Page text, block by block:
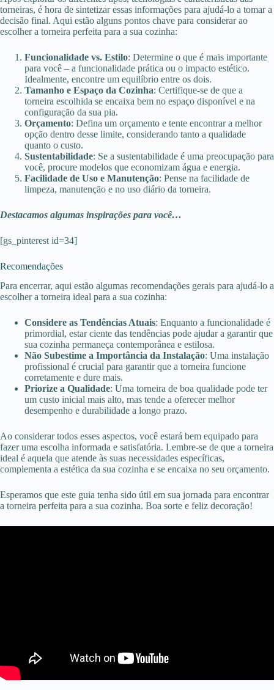
torneiras, é hora de sintetizar essas informações para ajudá-lo a tomar a
decisão final. Aqui estão alguns pontos chave para considerar ao
escolher a torneira perfeita para a sua cozinha:
Funcionalidade vs. Estilo: Determine o que é mais importante
para você – a funcionalidade prática ou o impacto estético.
Idealmente, encontre um equilíbrio entre os dois.
Tamanho e Espaço da Cozinha: Certifique-se de que a
torneira escolhida se encaixa bem no espaço disponível e na
configuração da sua pia.
Orçamento: Defina um orçamento e tente encontrar a melhor
opção dentro desse limite, considerando tanto a qualidade
quanto o custo.
Sustentabilidade: Se a sustentabilidade é uma preocupação para
você, procure modelos que economizam água e energia.
Facilidade de Uso e Manutenção: Pense na facilidade de
limpeza, manutenção e no uso diário da torneira.
Destacamos algumas inspirações para você…
[gs_pinterest id=34]
Recomendações
Para encerrar, aqui estão algumas recomendações gerais para ajudá-lo a
escolher a torneira ideal para a sua cozinha:
Considere as Tendências Atuais: Enquanto a funcionalidade é
primordial, estar ciente das tendências pode ajudar a garantir que
sua cozinha permaneça contemporânea e estilosa.
Não Subestime a Importância da Instalação: Uma instalação
profissional é crucial para garantir que a torneira funcione
corretamente e dure mais.
Priorize a Qualidade: Uma torneira de boa qualidade pode ter
um custo inicial mais alto, mas tende a oferecer melhor
desempenho e durabilidade a longo prazo.
Ao considerar todos esses aspectos, você estará bem equipado para
fazer uma escolha informada e satisfatória. Lembre-se de que a torneira
ideal é aquela que atende às suas necessidades específicas,
complementa a estética da sua cozinha e se encaixa no seu orçamento.
Esperamos que este guia tenha sido útil em sua jornada para encontrar
a torneira perfeita para a sua cozinha. Boa sorte e feliz decoração!